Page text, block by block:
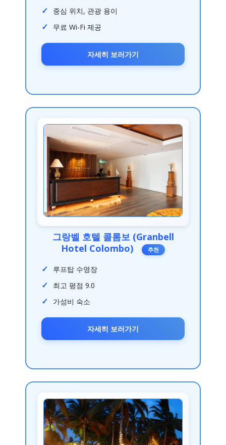
중심 위치, 관광 용이
무료 Wi-Fi 제공
자세히 보러가기
그랑벨 호텔 콜롬보 (Granbell
Hotel Colombo)
추천
루프탑 수영장
최고 평점 9.0
가성비 숙소
자세히 보러가기